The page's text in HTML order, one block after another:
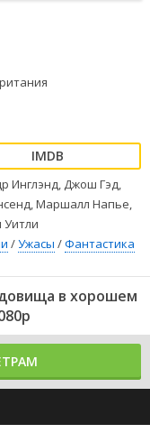
Инглэнд, Джош Гэд,
Маршалл Напье,
Уитли
/Ужасы /Фантастика
в хорошем